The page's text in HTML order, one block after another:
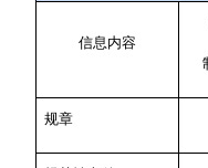
信息内容
规章